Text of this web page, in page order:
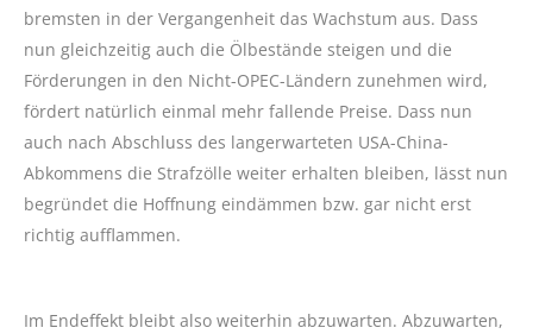
bremsten in der Vergangenheit das Wachstum aus. Dass
nun gleichzeitig auch die Ölbestände steigen und die
Förderungen in den Nicht-OPEC-Ländern zunehmen wird,
fördert natürlich einmal mehr fallende Preise. Dass nun
auch nach Abschluss des langerwarteten USA-China-
Abkommens die Strafzölle weiter erhalten bleiben, lässt nun
begründet die Hoffnung eindämmen bzw. gar nicht erst
richtig aufflammen.
Im Endeffekt bleibt also weiterhin abzuwarten. Abzuwarten,